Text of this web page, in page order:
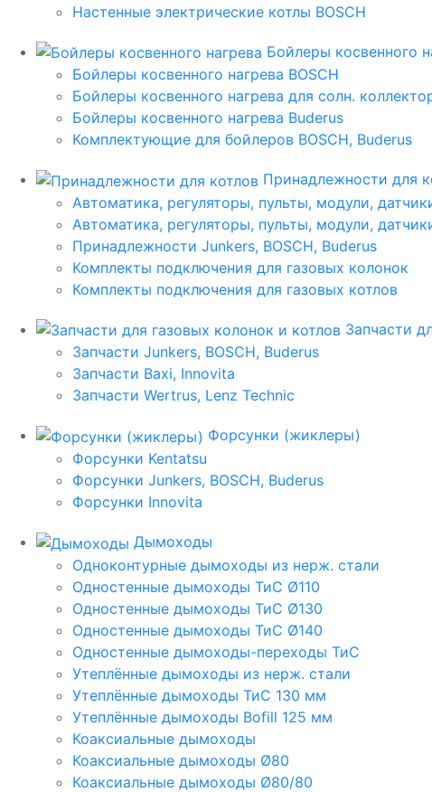
Настенные электрические котлы BOSCH
Бойлеры косвенного
Бойлеры косвенного нагрева BOSCH
Бойлеры косвенного нагрева для солн.
Бойлеры косвенного нагрева Buderus
Комплектующие для бойлеров BOSCH, Buderus
Принадлежности для
Автоматика, регуляторы, пульты, модули,
Автоматика, регуляторы, пульты, модули,
Принадлежности Junkers, BOSCH, Buderus
Комплекты подключения для газовых колонок
Комплекты подключения для газовых котлов
Запчасти
Запчасти Junkers, BOSCH, Buderus
Запчасти Baxi, Innovita
Запчасти Wertrus, Lenz Technic
Форсунки (жиклеры)
Форсунки Kentatsu
Форсунки Junkers, BOSCH, Buderus
Форсунки Innovita
Дымоходы
Одноконтурные дымоходы из нерж. стали
Одностенные дымоходы ТиС Ø110
Одностенные дымоходы ТиС Ø130
Одностенные дымоходы ТиС Ø140
Одностенные дымоходы-переходы ТиС
Утеплённые дымоходы из нерж. стали
Утеплённые дымоходы ТиС 130 мм
Утеплённые дымоходы Bofill 125 мм
Коаксиальные дымоходы
Коаксиальные дымоходы Ø80
Коаксиальные дымоходы Ø80/80